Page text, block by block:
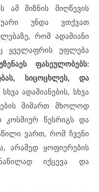
მიზნის მიღწევის
უნდა ვთქვათ
რომ ადამიანი
ყველაფრის უფლება
ფასეულობებს:
სიცოცხლეს, და
ადამიანების, სხვა
მიმართ მხოლოდ
კოსმიურ წესრიგს და
ვართ, რომ ჩვენი
არამედ ყოფიერების
იქცევა და